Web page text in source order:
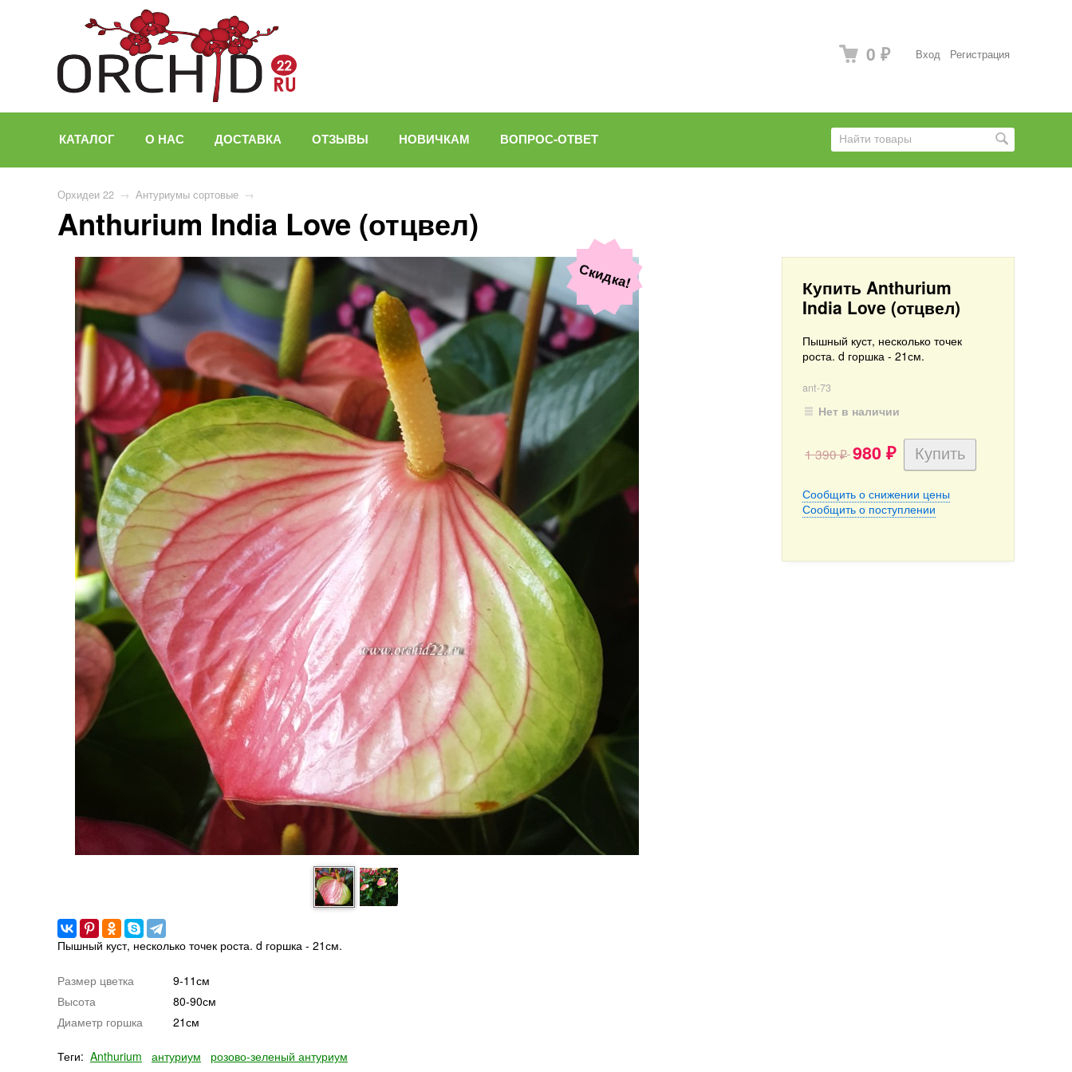
Вход Регистрация
0 ₽
КАТАЛОГ О НАС ДОСТАВКА ОТЗЫВЫ НОВИЧКАМ ВОПРОС-ОТВЕТ
Орхидеи 22 → Антуриумы сортовые →
Anthurium India Love (отцвел)
Купить Anthurium
India Love (отцвел)
Пышный куст, несколько точек
роста. d горшка - 21см.
ant-73
Нет в наличии
1 390₽ 980 ₽
Сообщить о снижении цены
Сообщить о поступлении
Скидка!
Пышный куст, несколько точек роста. d горшка - 21см.
Размер цветка
9-11см
Высота
80-90см
Диаметр горшка
21см
Теги: Anthurium антуриум розово-зеленый антуриум